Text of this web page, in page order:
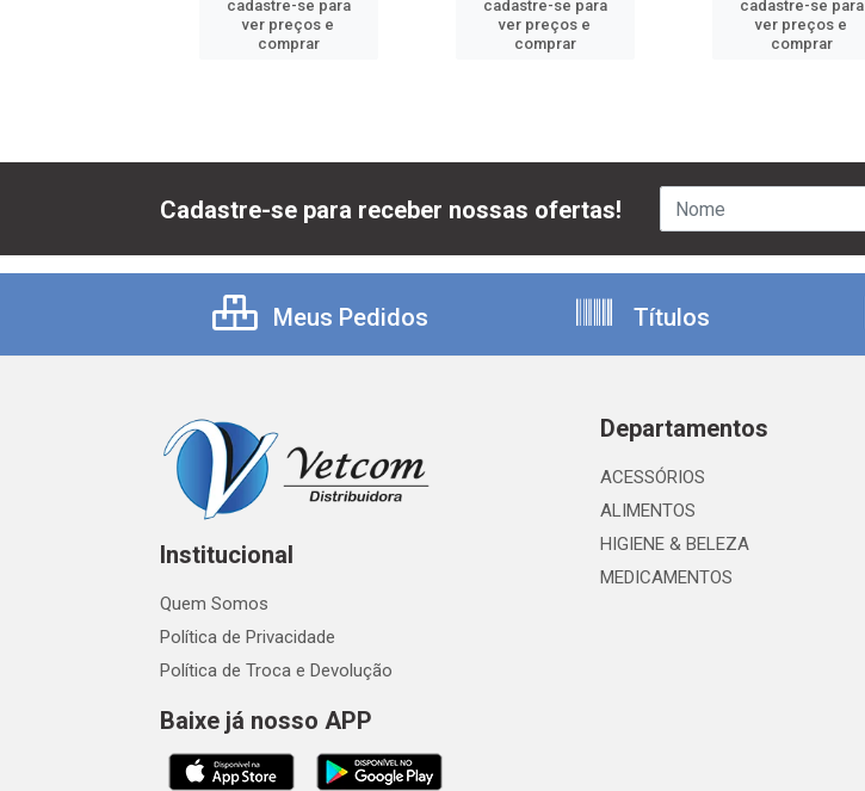
cadastre-se para
ver preços e
comprar
cadastre-se para
ver preços e
comprar
cadastre-se para
ver preços e
comprar
Cadastre-se para receber nossas ofertas!
Meus Pedidos Títulos
Institucional
Quem Somos
Política de Privacidade
Política de Troca e Devolução
Baixe já nosso APP
Departamentos
ACESSÓRIOS
ALIMENTOS
HIGIENE & BELEZA
MEDICAMENTOS